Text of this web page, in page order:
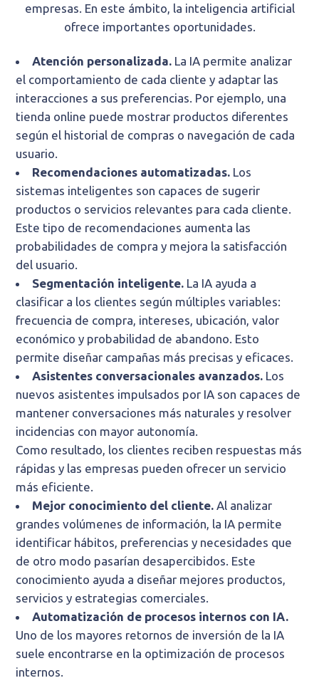
empresas. En este ámbito, la inteligencia artificial
ofrece importantes oportunidades.
Atención personalizada. La IA permite analizar
el comportamiento de cada cliente y adaptar las
interacciones a sus preferencias. Por ejemplo, una
tienda online puede mostrar productos diferentes
según el historial de compras o navegación de cada
usuario.
Recomendaciones automatizadas. Los
sistemas inteligentes son capaces de sugerir
productos o servicios relevantes para cada cliente.
Este tipo de recomendaciones aumenta las
probabilidades de compra y mejora la satisfacción
del usuario.
Segmentación inteligente. La IA ayuda a
clasificar a los clientes según múltiples variables:
frecuencia de compra, intereses, ubicación, valor
económico y probabilidad de abandono. Esto
permite diseñar campañas más precisas y eficaces.
Asistentes conversacionales avanzados. Los
nuevos asistentes impulsados por IA son capaces de
mantener conversaciones más naturales y resolver
incidencias con mayor autonomía.
Como resultado, los clientes reciben respuestas más
rápidas y las empresas pueden ofrecer un servicio
más eficiente.
Mejor conocimiento del cliente. Al analizar
grandes volúmenes de información, la IA permite
identificar hábitos, preferencias y necesidades que
de otro modo pasarían desapercibidos. Este
conocimiento ayuda a diseñar mejores productos,
servicios y estrategias comerciales.
Automatización de procesos internos con IA.
Uno de los mayores retornos de inversión de la IA
suele encontrarse en la optimización de procesos
internos.